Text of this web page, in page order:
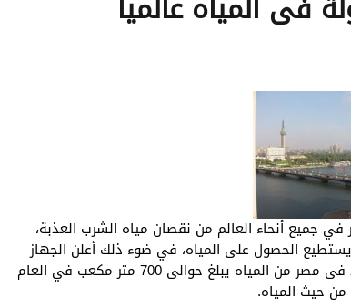
في جميع أنحاء العالم من نقصان مياه الشرب العذبة،
الحصول على المياه، في ضوء ذلك أعلن الجهاز
المركزي للتعبئة العامة والإحصاء المصري أن نصيب الفرد فى مصر من المياه يبلغ حوالى 700 متر مكعب في العام